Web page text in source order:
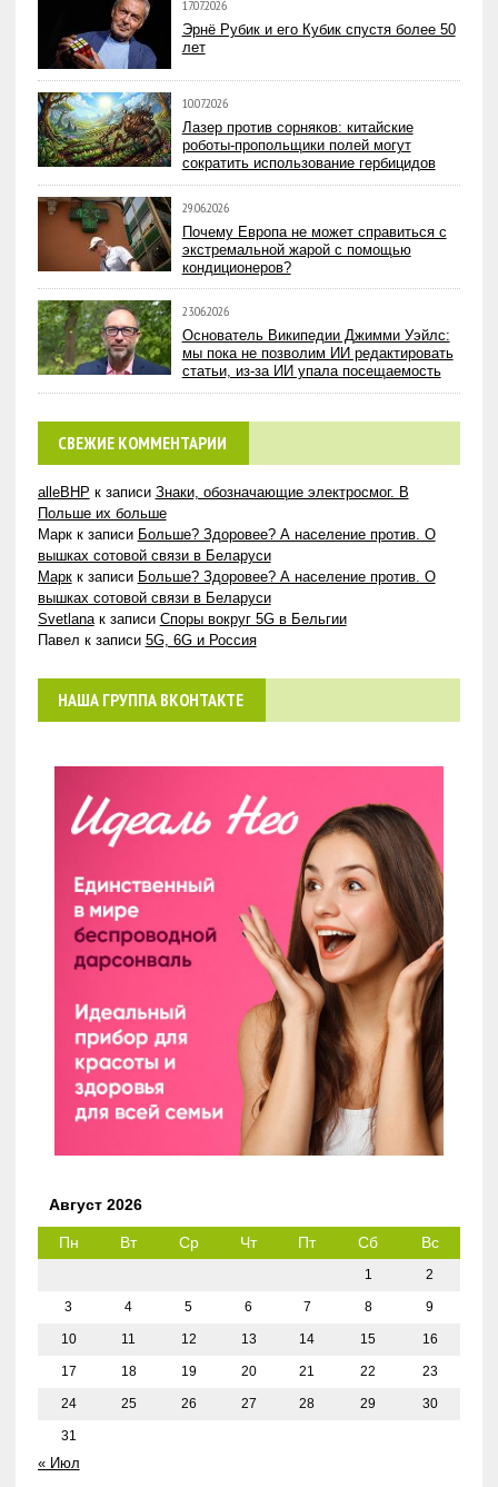
17.07.2026
Эрнё Рубик и его Кубик спустя более 50
лет
10.07.2026
Лазер против сорняков: китайские
роботы-пропольщики полей могут
сократить использование гербицидов
29.06.2026
Почему Европа не может справиться с
экстремальной жарой с помощью
кондиционеров?
23.06.2026
Основатель Википедии Джимми Уэйлс:
мы пока не позволим ИИ редактировать
статьи, из-за ИИ упала посещаемость
СВЕЖИЕ КОММЕНТАРИИ
alleBHP к записи Знаки, обозначающие электросмог. В
Польше их больше
Маркк записи Больше? Здоровее? А население против. О
вышках сотовой связи в Беларуси
Маркк записи Больше? Здоровее? А население против. О
вышках сотовой связи в Беларуси
Svetlanaк записи Споры вокруг 5G в Бельгии
Павел к записи 5G, 6G и Россия
НАША ГРУППА ВКОНТАКТЕ
Август 2026
Пн Вт Ср Чт Пт Сб Вс
1 2
3 4 5 6 7 8 9
10 11 12 13 14 15 16
17 18 19 20 21 22 23
24 25 26 27 28 29 30
31
« Июл